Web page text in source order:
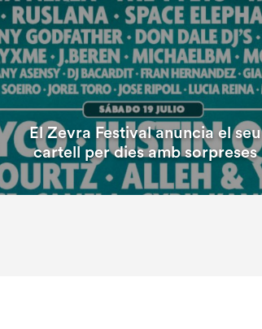
El Zevra Festival anuncia el seu
cartell per dies amb sorpreses